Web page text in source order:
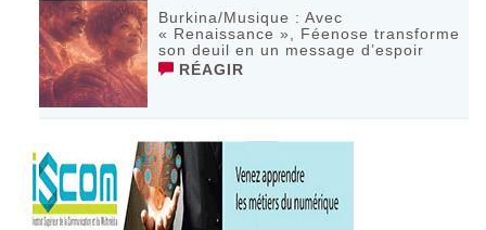
Burkina/Musique : Avec
« Renaissance », Féenose transforme
son deuil en un message d’espoir
RÉAGIR